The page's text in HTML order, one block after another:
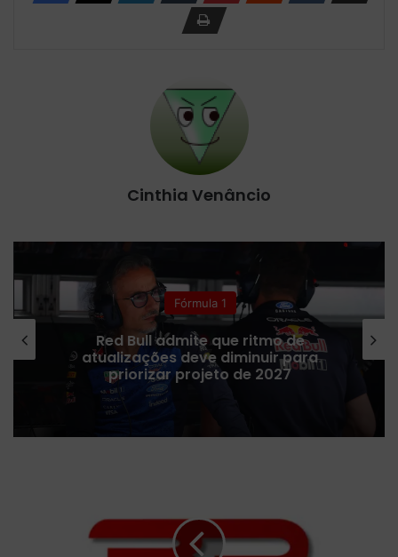
Cinthia Venâncio
Fórmula 1
Red Bull admite que ritmo de
atualizações deve diminuir para
priorizar projeto de 2027